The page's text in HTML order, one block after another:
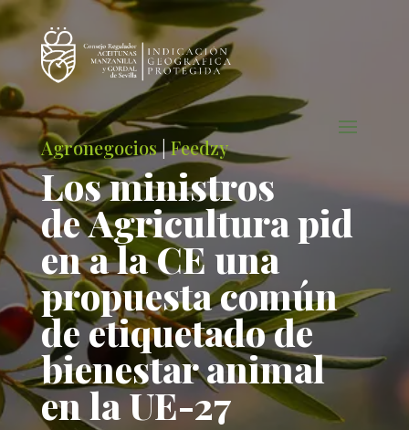
Agronegocios|Feedzy
Los ministros
de Agricultura pid
en a la CE una
propuesta común
de etiquetado de
bienestar animal
en la UE-27